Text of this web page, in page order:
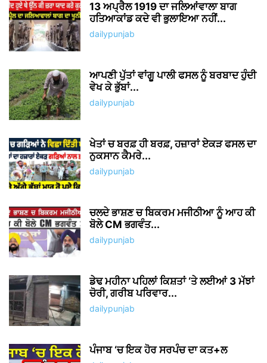
13 ਅਪ੍ਰੈਲ 1919 ਦਾ ਜਲਿਆਂਵਾਲਾ ਬਾਗ
ਹਤਿਆਕਾਂਡ ਕਦੇ ਵੀ ਭੁਲਾਇਆ ਨਹੀਂ...
dailypunjab
ਆਪਣੀ ਪੁੱਤਾਂ ਵਾਂਗੂ ਪਾਲੀ ਫਸਲ ਨੂੰ ਬਰਬਾਦ ਹੁੰਦੀ
ਵੇਖ ਕੇ ਭੁੱਬਾਂ...
dailypunjab
ਖੇਤਾਂ ਚ ਬਰਫ਼ ਹੀ ਬਰਫ਼, ਹਜ਼ਾਰਾਂ ਏਕੜ ਫਸਲ ਦਾ
ਨੁਕਸਾਨ ਕੈਮਰੇ...
dailypunjab
ਚਲਦੇ ਭਾਸ਼ਣ ਚ ਬਿਕਰਮ ਮਜੀਠੀਆ ਨੂੰ ਆਹ ਕੀ
ਬੋਲੇ CM ਭਗਵੰਤ...
dailypunjab
ਡੇਢ ਮਹੀਨਾ ਪਹਿਲਾਂ ਕਿਸ਼ਤਾਂ ‘ਤੇ ਲਈਆਂ 3 ਮੱਝਾਂ
ਚੋਰੀ, ਗਰੀਬ ਪਰਿਵਾਰ...
dailypunjab
ਪੰਜਾਬ ‘ਚ ਇਕ ਹੋਰ ਸਰਪੰਚ ਦਾ ਕਤ+ਲ